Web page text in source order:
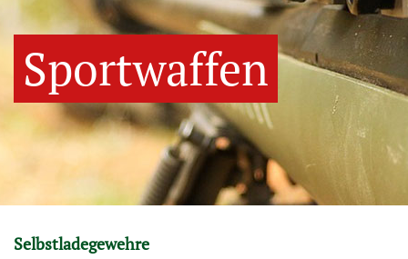
Sportwaffen
Selbstladegewehre